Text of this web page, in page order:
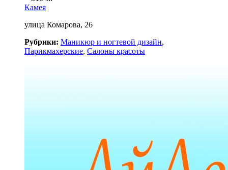
Камея
улица Комарова, 26
Рубрики: Маникюр и ногтевой дизайн,
Парикмахерские, Салоны красоты